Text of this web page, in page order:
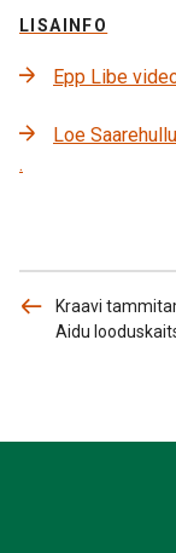
LISAINFO
Epp Libe
Loe
.
Kraavi
Aidu